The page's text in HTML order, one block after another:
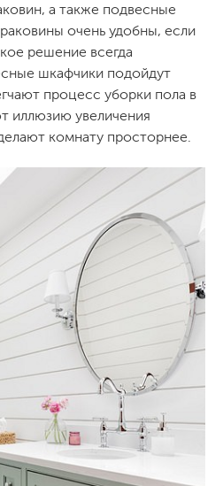
а также подвесные
очень удобны, если
решение всегда
шкафчики подойдут
процесс уборки пола в
иллюзию увеличения
комнату просторнее.